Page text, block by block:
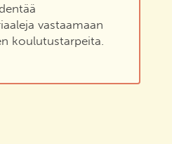
vastaamaan
koulutustarpeita.